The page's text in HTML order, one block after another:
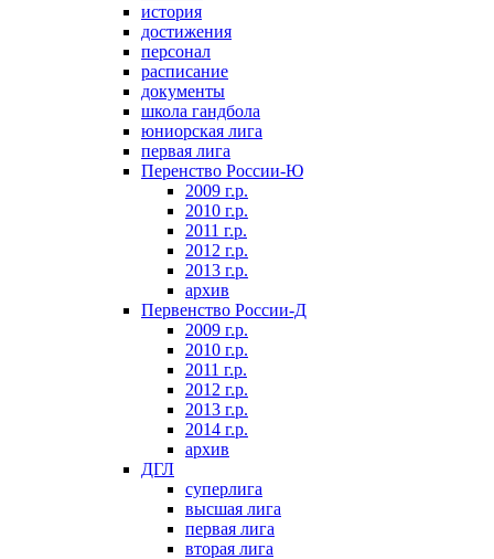
история
достижения
персонал
расписание
документы
школа гандбола
юниорская лига
первая лига
Перенство России-Ю
2009 г.р.
2010 г.р.
2011 г.р.
2012 г.р.
2013 г.р.
архив
Первенство России-Д
2009 г.р.
2010 г.р.
2011 г.р.
2012 г.р.
2013 г.р.
2014 г.р.
архив
ДГЛ
суперлига
высшая лига
первая лига
вторая лига